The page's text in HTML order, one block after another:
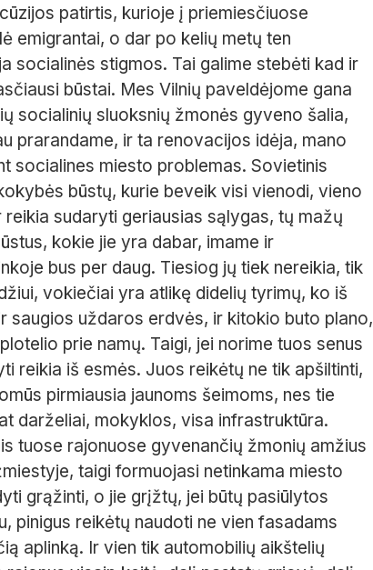
patirtis, kurioje į priemiesčiuose
emigrantai, o dar po kelių metų ten
socialinės stigmos. Tai galime stebėti kad ir
būstai. Mes Vilnių paveldėjome gana
socialinių sluoksnių žmonės gyveno šalia,
prarandame, ir ta renovacijos idėja, mano
socialines miesto problemas. Sovietinis
būstų, kurie beveik visi vienodi, vieno
sudaryti geriausias sąlygas, tų mažų
kokie jie yra dabar, imame ir
bus per daug. Tiesiog jų tiek nereikia, tik
vokiečiai yra atlikę didelių tyrimų, ko iš
saugios uždaros erdvės, ir kitokio buto plano,
prie namų. Taigi, jei norime tuos senus
reikia iš esmės. Juos reikėtų ne tik apšiltinti,
pirmiausia jaunoms šeimoms, nes tie
darželiai, mokyklos, visa infrastruktūra.
tuose rajonuose gyvenančių žmonių amžius
taigi formuojasi netinkama miesto
grąžinti, o jie grįžtų, jei būtų pasiūlytos
pinigus reikėtų naudoti ne vien fasadams
aplinką. Ir vien tik automobilių aikštelių